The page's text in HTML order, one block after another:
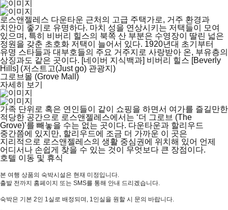
로스앤젤레스 다운타운 근처의 고급 주택가로, 거주 환경과
치안이 좋기로 유명하다. 마치 성을 연상시키는 저택들이 모여
있으며, 특히 비버리 힐스의 북쪽 산 부분은 수영장이 딸린 넓은
정원을 갖춘 초호화 저택이 늘어서 있다. 1920년대 초기부터
유명 스타들과 대부호들의 주요 거주지로 사랑받아 온, 부유층의
상징과도 같은 곳이다. [네이버 지식백과] 비버리 힐스 [Beverly
Hills] (저스트고(Just go) 관광지)
그로브몰 (Grove Mall)
자세히 보기
가족 단위로 혹은 연인들이 같이 쇼핑을 하면서 여가를 즐길만한
적당한 공간으로 로스앤젤레스에서는 ‘더 그로브 (The
Grove)’를 빼놓을 수는 없는 곳이다. 다운타운과 할리우드
중간쯤에 있지만, 할리우드에 조금 더 가까운 이 곳은
지리적으로 로스앤젤레스의 생활 중심권에 위치해 있어 언제
어디서나 손쉽게 찾을 수 있는 것이 무엇보다 큰 장점이다.
호텔 이동 및 휴식
본 여행 상품의 숙박시설은 현재 미정입니다.
출발 전까지 홈페이지 또는 SMS를 통해 안내 드리겠습니다.
숙박은 기본 2인 1실로 배정되며, 1인실을 원할 시 문의 바랍니다.